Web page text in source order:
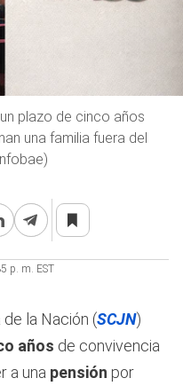
plazo de cinco años
una familia fuera del
p. m. EST
la Nación (SCJN)
años de convivencia
a una pensión por